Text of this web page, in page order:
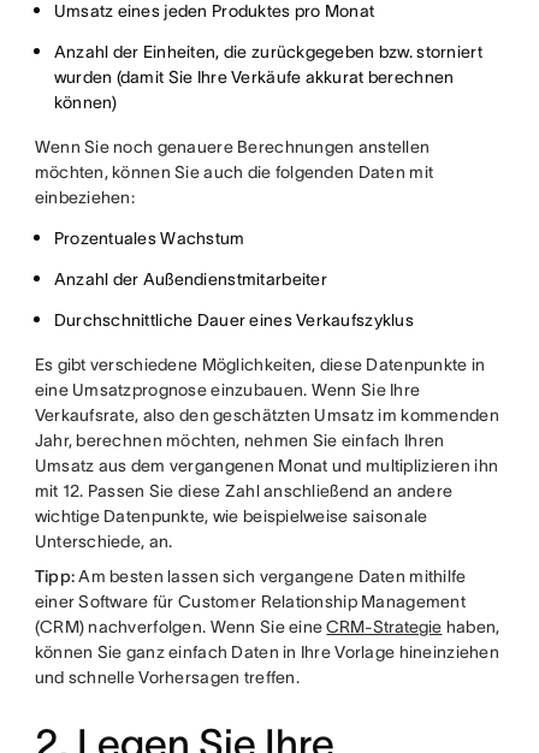
Umsatz eines jeden Produktes pro Monat
Anzahl der Einheiten, die zurückgegeben bzw. storniert
wurden (damit Sie Ihre Verkäufe akkurat berechnen
können)
Wenn Sie noch genauere Berechnungen anstellen
möchten, können Sie auch die folgenden Daten mit
einbeziehen:
Prozentuales Wachstum
Anzahl der Außendienstmitarbeiter
Durchschnittliche Dauer eines Verkaufszyklus
Es gibt verschiedene Möglichkeiten, diese Datenpunkte in
eine Umsatzprognose einzubauen. Wenn Sie Ihre
Verkaufsrate, also den geschätzten Umsatz im kommenden
Jahr, berechnen möchten, nehmen Sie einfach Ihren
Umsatz aus dem vergangenen Monat und multiplizieren ihn
mit 12. Passen Sie diese Zahl anschließend an andere
wichtige Datenpunkte, wie beispielweise saisonale
Unterschiede, an.
Tipp:Am besten lassen sich vergangene Daten mithilfe
einer Software für Customer Relationship Management
(CRM) nachverfolgen. Wenn Sie eineCRM-Strategie haben,
können Sie ganz einfach Daten in Ihre Vorlage hineinziehen
und schnelle Vorhersagen treffen.
2. Legen Sie Ihre